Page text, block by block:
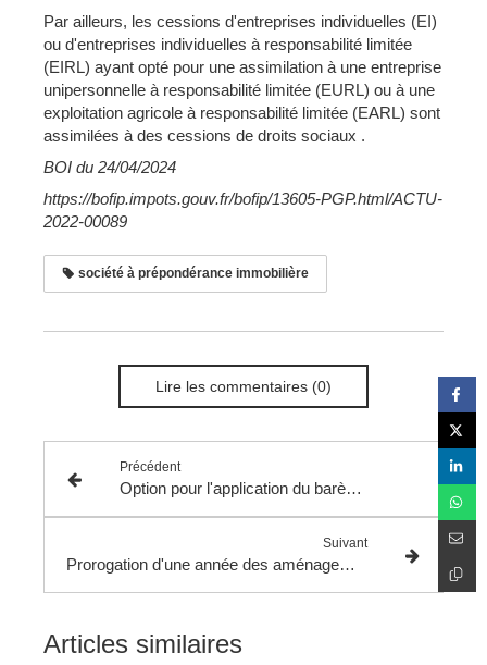
Par ailleurs, les cessions d'entreprises individuelles (EI)
ou d'entreprises individuelles à responsabilité limitée
(EIRL) ayant opté pour une assimilation à une entreprise
unipersonnelle à responsabilité limitée (EURL) ou à une
exploitation agricole à responsabilité limitée (EARL) sont
assimilées à des cessions de droits sociaux .
BOI du 24/04/2024
https://bofip.impots.gouv.fr/bofip/13605-PGP.html/ACTU-
2022-00089
société à prépondérance immobilière
Lire les commentaires (0)
Précédent
Option pour l'application du barème progressif de l'impôt sur le revenu aux plus-values de cession d'actifs numériques réalisées à titre occasionnel par les particuliers.
Suivant
Prorogation d'une année des aménagements des modalités de prise en charge par l'employeur des frais engagés par ses salariés pour leurs déplacements entre leur résidence habituelle et leur lieu de travail.
Articles similaires